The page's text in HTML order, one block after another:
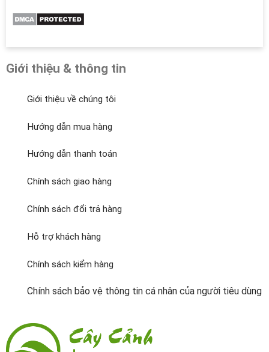
Giới thiệu & thông tin
Giới thiệu về chúng tôi
Hướng dẫn mua hàng
Hướng dẫn thanh toán
Chính sách giao hàng
Chính sách đổi trả hàng
Hỗ trợ khách hàng
Chính sách kiểm hàng
Chính sách bảo vệ thông tin cá nhân của người tiêu dùng